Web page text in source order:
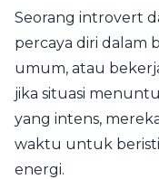
Seorang introvert
percaya diri dalam
umum, atau
jika situasi
yang intens,
waktu untuk
energi.